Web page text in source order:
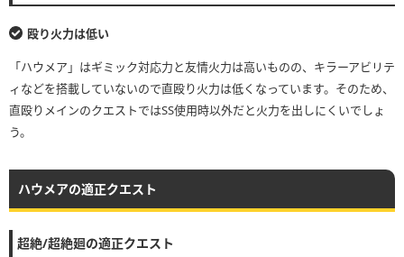
殴り火力は低い
「ハウメア」はギミック対応力と友情火力は高いものの、キラーアビリテ
ィなどを搭載していないので直殴り火力は低くなっています。そのため、
直殴りメインのクエストではSS使用時以外だと火力を出しにくいでしょ
う。
ハウメアの適正クエスト
超絶/超絶廻の適正クエスト